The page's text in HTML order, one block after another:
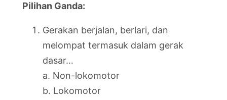
Pilihan Ganda:
Gerakan berjalan, berlari, dan
melompat termasuk dalam gerak
dasar…
a. Non-lokomotor
b. Lokomotor